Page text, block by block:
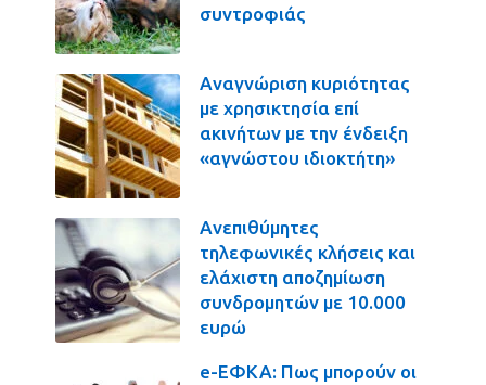
συντροφιάς
Αναγνώριση κυριότητας
με χρησικτησία επί
ακινήτων με την ένδειξη
«αγνώστου ιδιοκτήτη»
Ανεπιθύμητες
τηλεφωνικές κλήσεις και
ελάχιστη αποζημίωση
συνδρομητών με 10.000
ευρώ
e-ΕΦΚΑ: Πως μπορούν οι